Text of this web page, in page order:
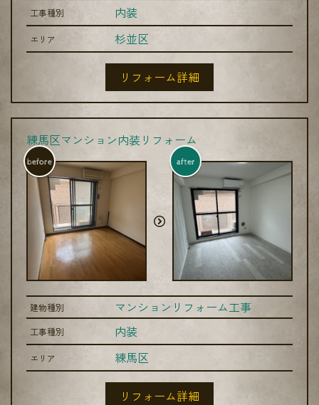
工事種別 内装
エリア 杉並区
リフォーム詳細
練馬区マンション内装リフォーム
before after
建物種別 マンションリフォーム工事
工事種別 内装
エリア 練馬区
リフォーム詳細